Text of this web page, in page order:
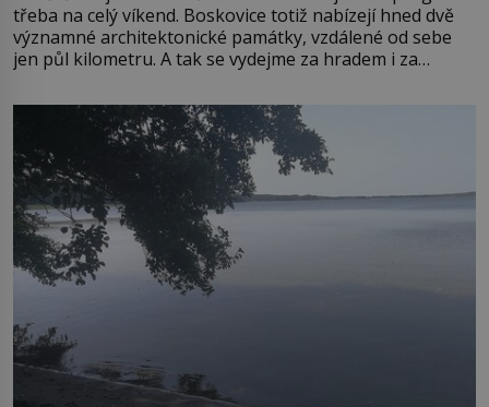
třeba na celý víkend. Boskovice totiž nabízejí hned dvě
významné architektonické památky, vzdálené od sebe
jen půl kilometru. A tak se vydejme za hradem i za
Boskovice na okraji Drahanské vrchoviny vznikla někdy
ve13. století, a už v roce 1313 kronikáři zaznamenali